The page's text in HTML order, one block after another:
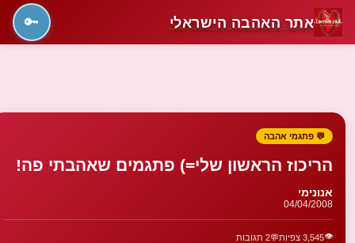
אתר האהבה הישראלי 🔑
💬 פתגמי אהבה
הריכוז הראשון שלי=) פתגמים שאהבתי פה!
אנונימי
04/04/2008
👁️3,545 צפיות 💬2 תגובות